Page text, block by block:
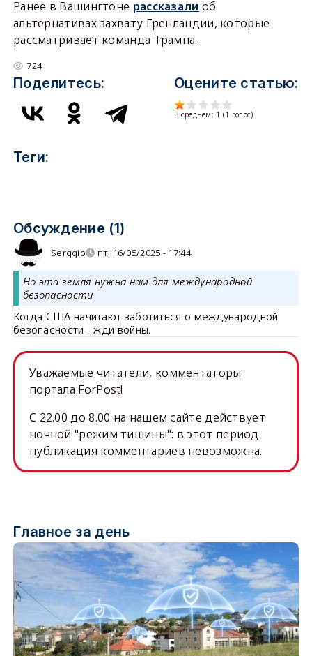
Ранее в Вашингтоне рассказали об
альтернативах захвату Гренландии, которые
рассматривает команда Трампа.
724
Поделитесь: Оцените статью:
В среднем: 1 (1 голос)
Теги:
Обсуждение (1)
Serggio пт, 16/05/2025 - 17:44
Но эта земля нужна нам для международной
безопасности
Когда США начитают заботиться о международной
безопасности - жди войны.
Уважаемые читатели, комментаторы
портала ForPost!
C 22.00 до 8.00 на нашем сайте действует
ночной "режим тишины": в этот период
публикация комментариев невозможна.
Главное за день